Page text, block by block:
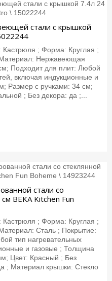
стали с крышкой
; Форма: Круглая ;
Нержавеющая
Подходит для плит: Любой
включая индукционные и
Размер с ручками: 34 см;
; Без декора: да ;...
стали со
BEKA Kitchen Fun
; Форма: Круглая ;
Сталь ; Покрытие:
тип нагревательных
и газовые ; Толщина
Цвет: Красный ; Без
; Материал крышки: Стекло